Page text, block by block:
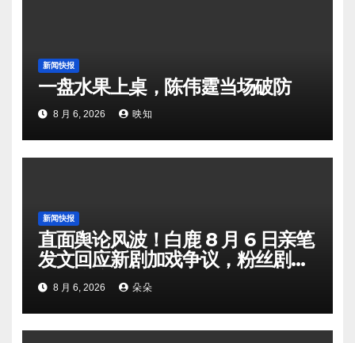
新闻快报
一盘水果上桌，陈伟霆当场破防
8 月 6, 2026 映知
新闻快报
直面舆论风波！白鹿 8 月 6 日亲笔
发文回应新剧加戏争议，粉丝剧组
矛盾暗流涌动
8 月 6, 2026 朵朵